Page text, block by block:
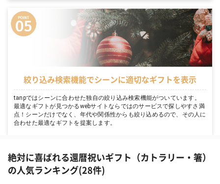
絞り込み検索機能でシーンに適切なギフトを表示
tanpではシーンに合わせた独自の絞り込み検索機能がついています。
最適なギフトが見つかるwebサイトならではのサービスで探しやすさ満
点！シーンだけでなく、年代や関係性からも絞り込めるので、その人に
合わせた最適なギフトを提案します。
絶対に喜ばれる還暦祝いギフト（カトラリー・箸）
の人気ランキング(28件)